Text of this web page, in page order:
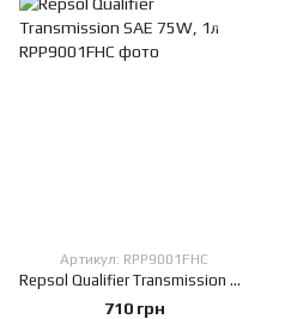
Артикул: RPP9001FHC
Repsol Qualifier Transmission SAE 75W, 1л
710 грн